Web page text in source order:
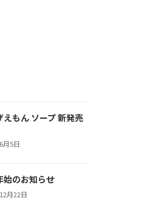
えもん ソープ 新発売
月5日
始のお知らせ
月22日